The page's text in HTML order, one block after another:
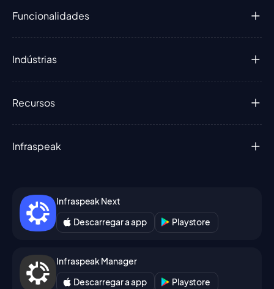
Funcionalidades
Indústrias
Recursos
Infraspeak
Infraspeak Next
Descarregar a app
Playstore
Infraspeak Manager
Descarregar a app
Playstore